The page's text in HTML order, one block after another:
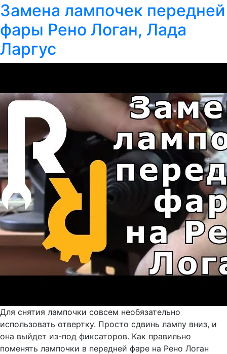
Замена лампочек передней
фары Рено Логан, Лада
Ларгус
Для снятия лампочки совсем необязательно
использовать отвертку. Просто сдвинь лампу вниз, и
она выйдет из-под фиксаторов. Как правильно
поменять лампочки в передней фаре на Рено Логан